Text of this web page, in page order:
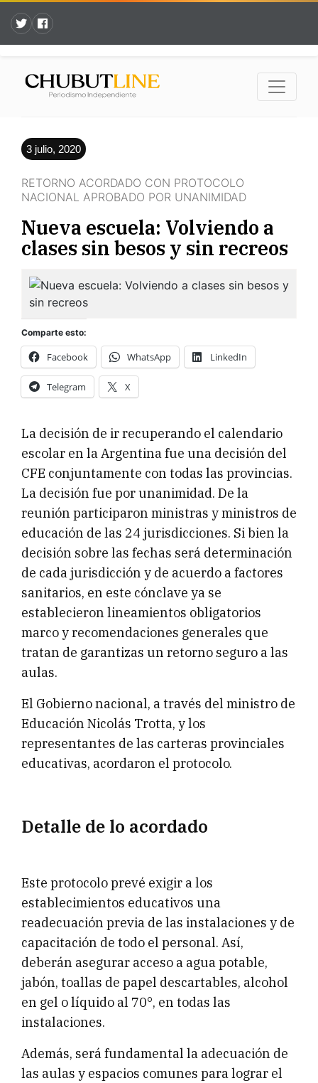
3 julio, 2020
RETORNO ACORDADO CON PROTOCOLO
NACIONAL APROBADO POR UNANIMIDAD
Nueva escuela: Volviendo a
clases sin besos y sin recreos
Comparte esto:
Facebook WhatsApp LinkedIn
Telegram X
La decisión de ir recuperando el calendario
escolar en la Argentina fue una decisión del
CFE conjuntamente con todas las provincias.
La decisión fue por unanimidad. De la
reunión participaron ministras y ministros de
educación de las 24 jurisdicciones. Si bien la
decisión sobre las fechas será determinación
de cada jurisdicción y de acuerdo a factores
sanitarios, en este cónclave ya se
establecieron lineamientos obligatorios
marco y recomendaciones generales que
tratan de garantizas un retorno seguro a las
aulas.
El Gobierno nacional, a través del ministro de
Educación Nicolás Trotta, y los
representantes de las carteras provinciales
educativas, acordaron el protocolo.
Detalle de lo acordado
Este protocolo prevé exigir a los
establecimientos educativos una
readecuación previa de las instalaciones y de
capacitación de todo el personal. Así,
deberán asegurar acceso a agua potable,
jabón, toallas de papel descartables, alcohol
en gel o líquido al 70°, en todas las
instalaciones.
Además, será fundamental la adecuación de
las aulas y espacios comunes para lograr el